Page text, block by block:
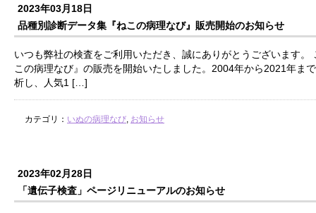
2023年03月18日
品種別診断データ集『ねこの病理なび』販売開始のお知らせ
いつも弊社の検査をご利用いただき、誠にありがとうございます
この病理なび』の販売を開始いたしました。2004年から2021年ま
析し、人気1 […]
カテゴリ： いぬの病理なび, お知らせ
2023年02月28日
「遺伝子検査」ページリニューアルのお知らせ